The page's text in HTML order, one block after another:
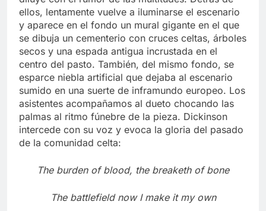
ellos, lentamente vuelve a iluminarse el escenario
y aparece en el fondo un mural gigante en el que
se dibuja un cementerio con cruces celtas, árboles
secos y una espada antigua incrustada en el
centro del pasto. También, del mismo fondo, se
esparce niebla artificial que dejaba al escenario
sumido en una suerte de inframundo europeo. Los
asistentes acompañamos al dueto chocando las
palmas al ritmo fúnebre de la pieza. Dickinson
intercede con su voz y evoca la gloria del pasado
de la comunidad celta:
The burden of blood, the breaketh of bone
The battlefield now I make it my own